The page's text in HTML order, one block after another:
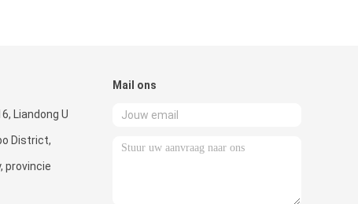
Liandong U
District,
provincie
Mail ons